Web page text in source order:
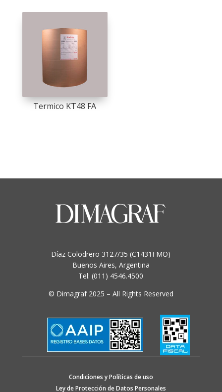
Termico KT48 FA
Díaz Colodrero 3127/35 (C1431FMO)
Buenos Aires, Argentina
Tel: (011) 4546.4500
© Dimagraf 2025 – All Rights Reserved
Condiciones y Políticas de uso
Ley de Protección de Datos Personales